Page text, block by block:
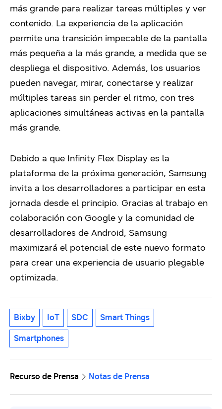
más grande para realizar tareas múltiples y ver
contenido. La experiencia de la aplicación
permite una transición impecable de la pantalla
más pequeña a la más grande, a medida que se
despliega el dispositivo. Además, los usuarios
pueden navegar, mirar, conectarse y realizar
múltiples tareas sin perder el ritmo, con tres
aplicaciones simultáneas activas en la pantalla
más grande.
Debido a que Infinity Flex Display es la
plataforma de la próxima generación, Samsung
invita a los desarrolladores a participar en esta
jornada desde el principio. Gracias al trabajo en
colaboración con Google y la comunidad de
desarrolladores de Android, Samsung
maximizará el potencial de este nuevo formato
para crear una experiencia de usuario plegable
optimizada.
Bixby IoT SDC Smart Things
Smartphones
Recurso de Prensa Notas de Prensa